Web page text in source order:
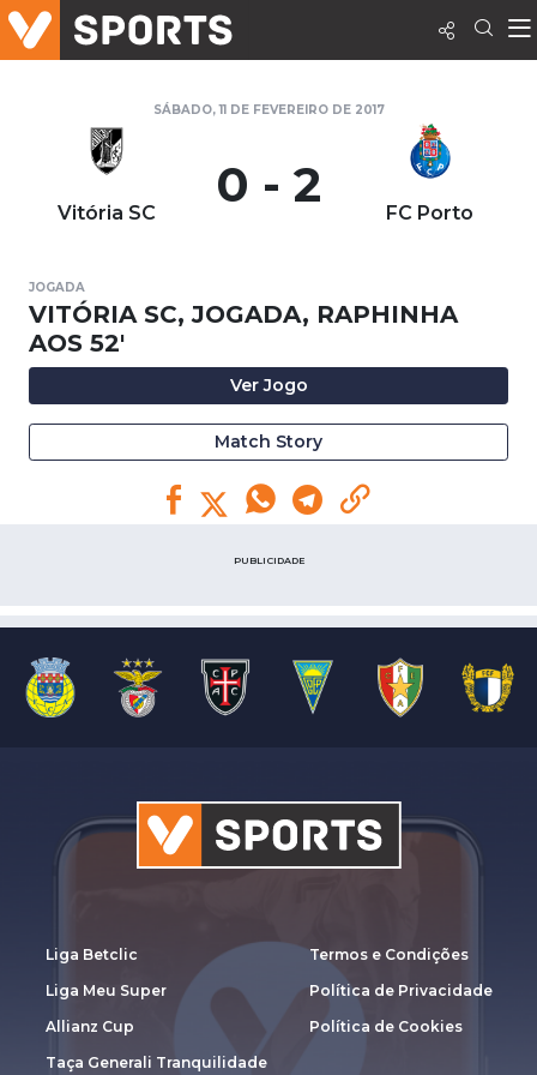
SÁBADO, 11 DE FEVEREIRO DE 2017
Vitória SC 0 - 2 FC Porto
JOGADA
VITÓRIA SC, JOGADA, RAPHINHA
AOS 52'
Ver Jogo
Match Story
PUBLICIDADE
Liga Betclic
Liga Meu Super
Allianz Cup
Taça Generali Tranquilidade
Termos e Condições
Política de Privacidade
Política de Cookies